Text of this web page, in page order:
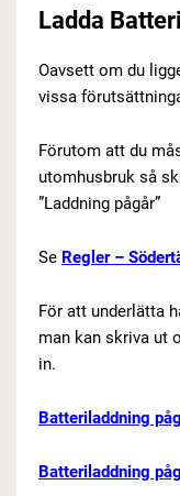
Ladda
Oavsett om du
vissa
Förutom att du
utomhusbruk så
”Laddning pågår”
Se Regler –
För att underlätta
man kan skriva ut
in.
Batteriladdning
Batteriladdning